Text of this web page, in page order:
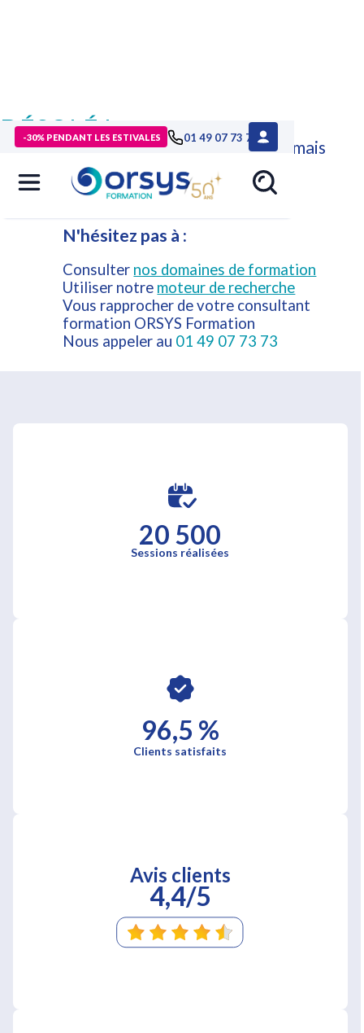
-30% PENDANT LES ESTIVALES 01 49 07 73 73
DÉSOLÉ !
Cette formation n'est plus disponible mais
d'autres formations ORSYS peuvent
répondre à vos attentes.
N'hésitez pas à :
Consulter nos domaines de formation
Utiliser notre moteur de recherche
Vous rapprocher de votre consultant
formation ORSYS Formation
Nous appeler au 01 49 07 73 73
20 500
Sessions réalisées
96,5 %
Clients satisfaits
Avis clients
4,4/5